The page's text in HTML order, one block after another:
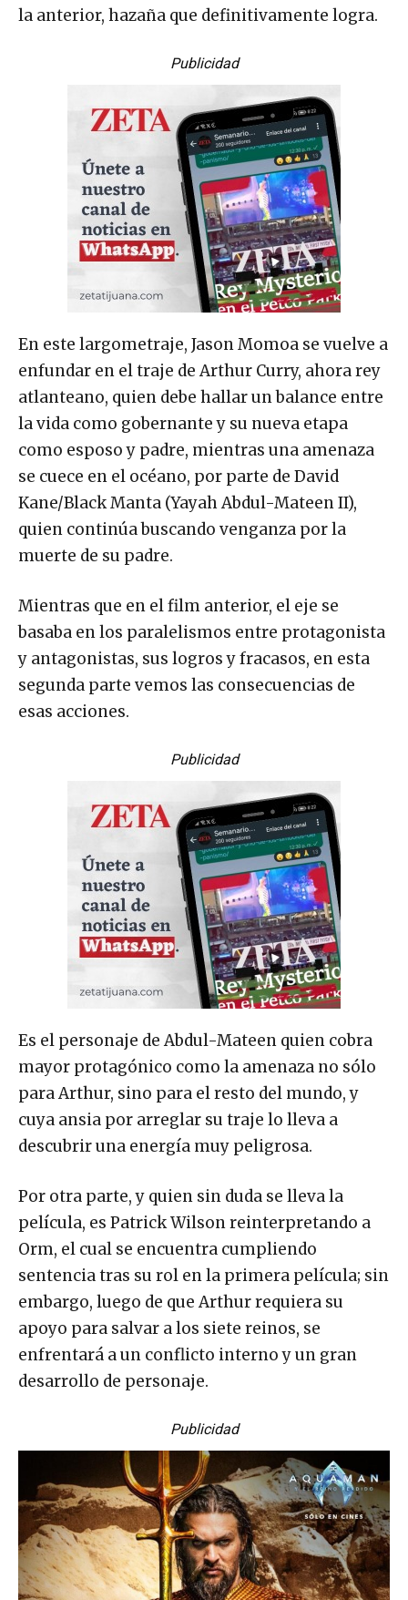
la anterior, hazaña que definitivamente logra.
Publicidad
En este largometraje, Jason Momoa se vuelve a
enfundar en el traje de Arthur Curry, ahora rey
atlanteano, quien debe hallar un balance entre
la vida como gobernante y su nueva etapa
como esposo y padre, mientras una amenaza
se cuece en el océano, por parte de David
Kane/Black Manta (Yayah Abdul-Mateen II),
quien continúa buscando venganza por la
muerte de su padre.
Mientras que en el film anterior, el eje se
basaba en los paralelismos entre protagonista
y antagonistas, sus logros y fracasos, en esta
segunda parte vemos las consecuencias de
esas acciones.
Publicidad
Es el personaje de Abdul-Mateen quien cobra
mayor protagónico como la amenaza no sólo
para Arthur, sino para el resto del mundo, y
cuya ansia por arreglar su traje lo lleva a
descubrir una energía muy peligrosa.
Por otra parte, y quien sin duda se lleva la
película, es Patrick Wilson reinterpretando a
Orm, el cual se encuentra cumpliendo
sentencia tras su rol en la primera película; sin
embargo, luego de que Arthur requiera su
apoyo para salvar a los siete reinos, se
enfrentará a un conflicto interno y un gran
desarrollo de personaje.
Publicidad